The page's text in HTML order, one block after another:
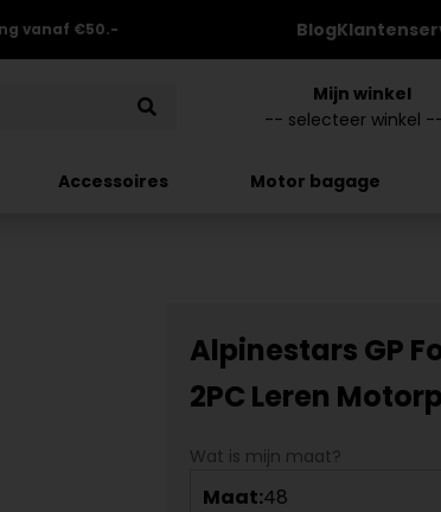
vanaf €50.- Blog
Mijn winkel
Accessoires Motor bagage
Alpinestars GP
2PC Leren
Wat is mijn maat?
Maat:48